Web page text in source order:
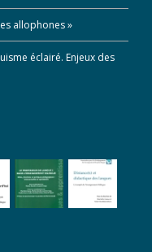
allophones »
éclairé. Enjeux des